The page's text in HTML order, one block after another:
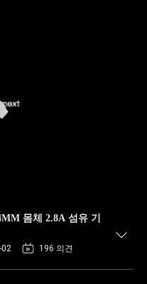
몸체 2.8A 섬유 기
02 196 의견